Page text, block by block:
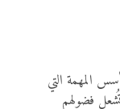
المهمة التي
فضولهم